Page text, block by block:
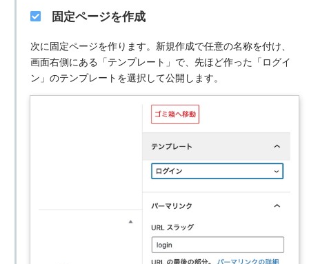
固定ページを作成
次に固定ページを作ります。新規作成で任意の名称を付け、
画面右側にある「テンプレート」で、先ほど作った「ログイ
ン」のテンプレートを選択して公開します。